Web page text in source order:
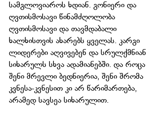
სამგლოვიაროს ხდიან. გონიერი და
ღვთისმოსავი წინამძღოლობა
ღვთისმოსავი და თავმდაბალი
ხალხისთვის ახარებს ყველას. კარგი
ლიდერები აღვივებენ და სრულქმნიან
სიხარულს სხვა ადამიანებში. და როცა
შენი მრევლი ბედნიერია, შენი შრომა
კვნესა-კვნესით კი არ წარიმართება,
არამედ სავსეა სიხარულით.